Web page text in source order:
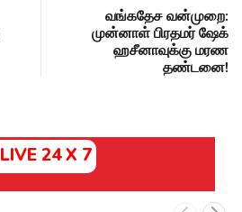
வங்கதேச வன்முறை:
முன்னாள் பிரதமர் ஷேக்
ஹசீனாவுக்கு மரண
தண்டனை!
LIVE 24 X 7